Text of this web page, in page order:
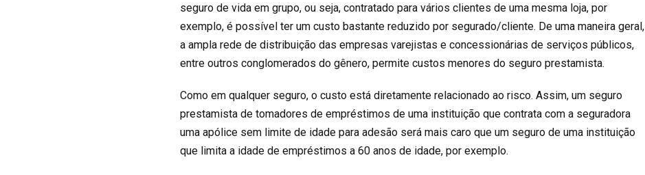
seguro de vida em grupo, ou seja, contratado para vários clientes de uma mesma loja, por
exemplo, é possível ter um custo bastante reduzido por segurado/cliente. De uma maneira geral,
a ampla rede de distribuição das empresas varejistas e concessionárias de serviços públicos,
entre outros conglomerados do gênero, permite custos menores do seguro prestamista.
Como em qualquer seguro, o custo está diretamente relacionado ao risco. Assim, um seguro
prestamista de tomadores de empréstimos de uma instituição que contrata com a seguradora
uma apólice sem limite de idade para adesão será mais caro que um seguro de uma instituição
que limita a idade de empréstimos a 60 anos de idade, por exemplo.